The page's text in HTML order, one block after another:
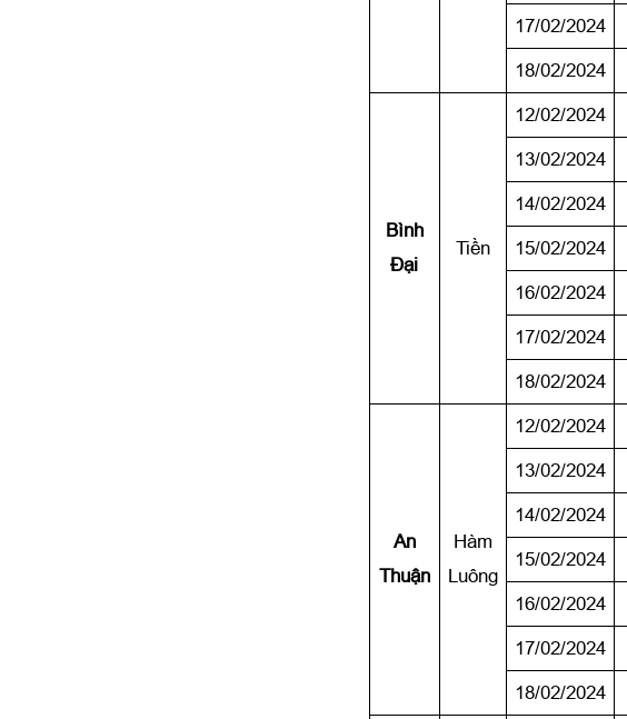
17/02/2024
18/02/2024
Bình
Đại
Tiền
12/02/2024
13/02/2024
14/02/2024
15/02/2024
16/02/2024
17/02/2024
18/02/2024
An
Thuận
Hàm
Luông
12/02/2024
13/02/2024
14/02/2024
15/02/2024
16/02/2024
17/02/2024
18/02/2024